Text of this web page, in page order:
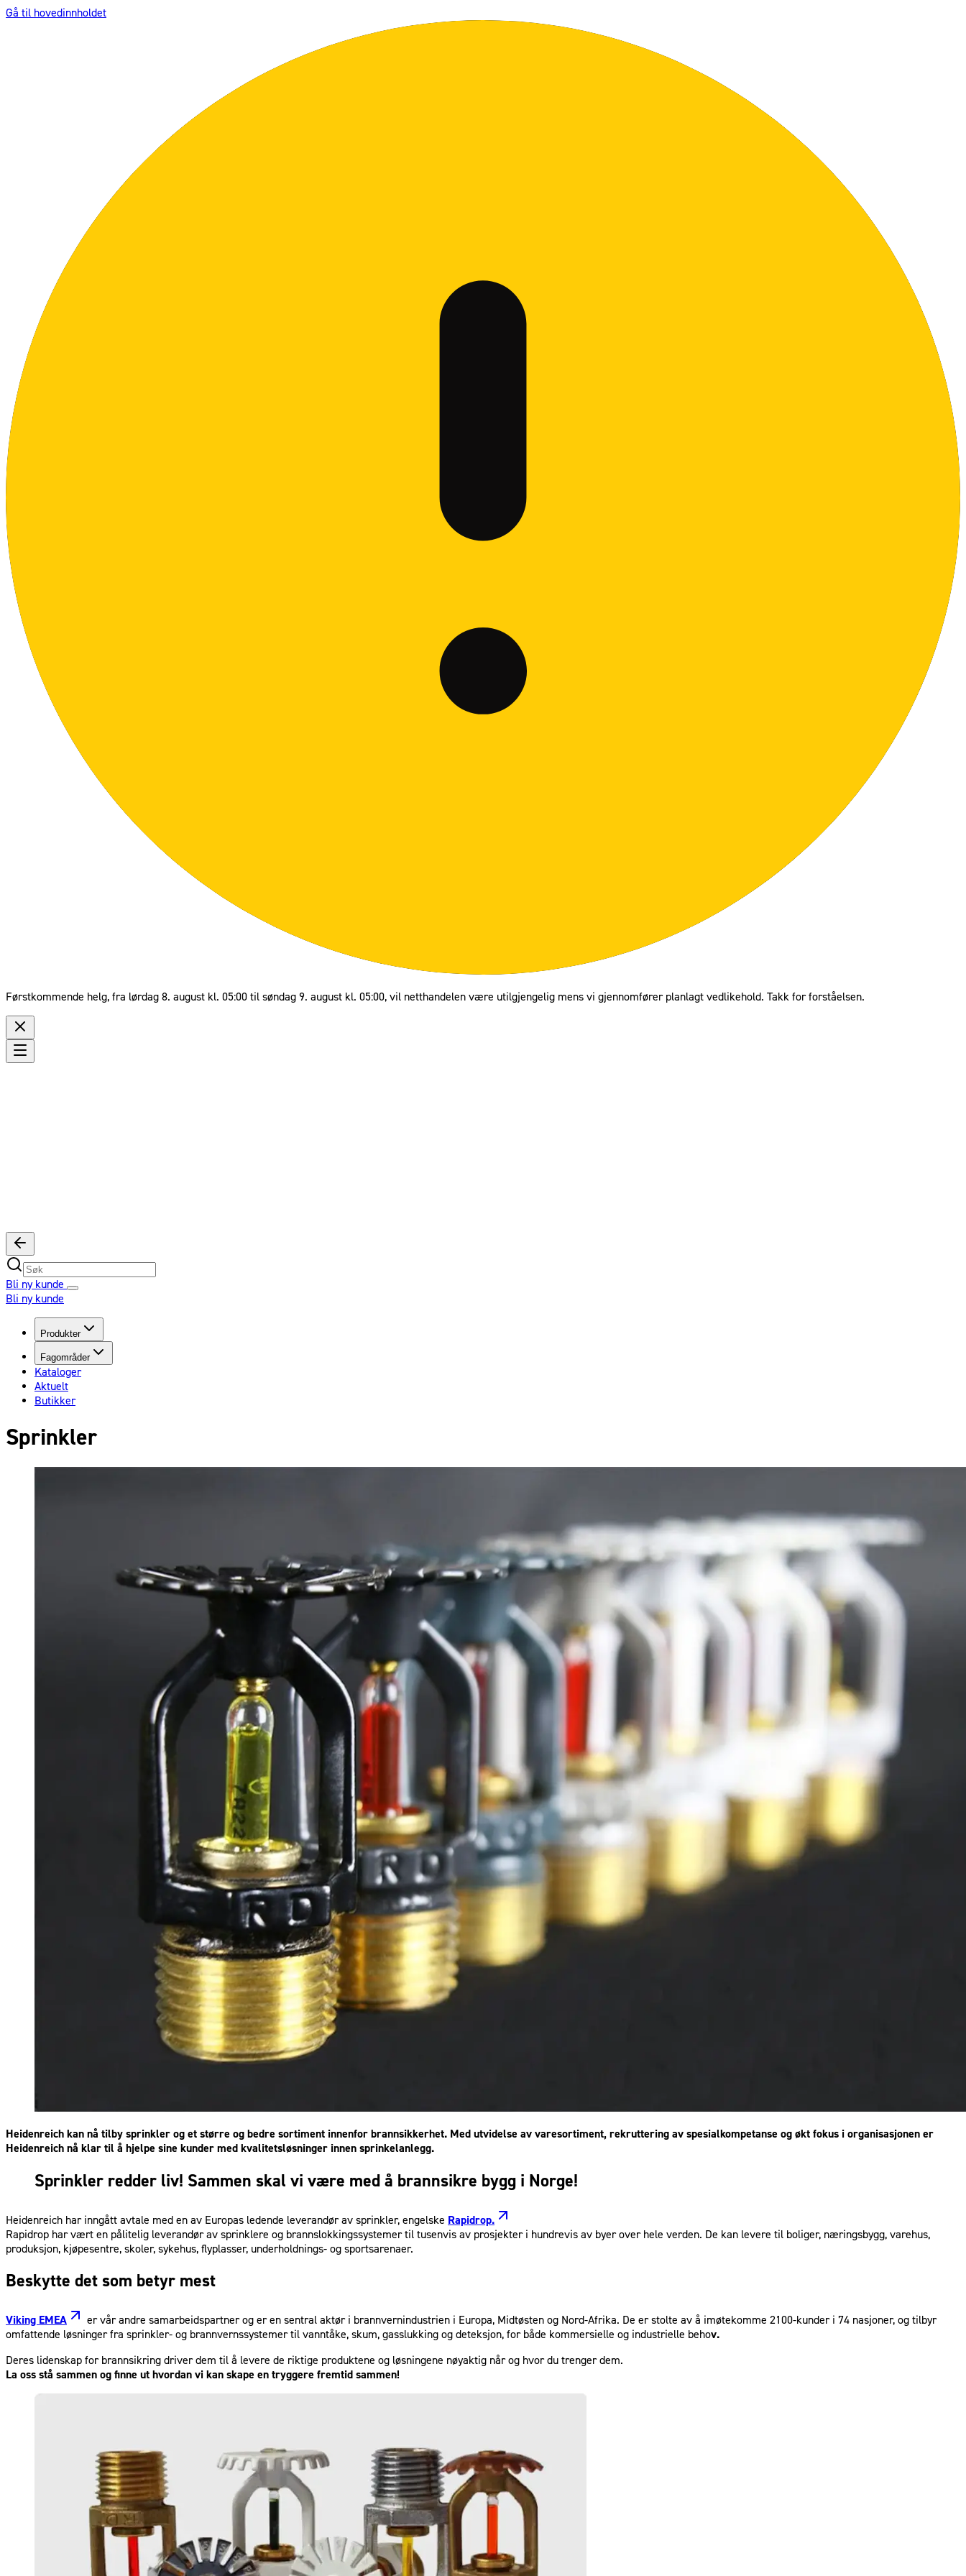
Gå til hovedinnholdet
Førstkommende helg, fra lørdag 8. august kl. 05:00 til søndag 9. august kl. 05:00, vil netthandelen være utilgjengelig mens vi gjennomfører planlagt vedlikehold. Takk for forståelsen.
Bli ny kunde
Bli ny kunde
Produkter
Fagområder
Kataloger
Aktuelt
Butikker
Sprinkler
Heidenreich kan nå tilby sprinkler og et større og bedre sortiment innenfor brannsikkerhet. Med utvidelse av varesortiment, rekruttering av spesialkompetanse og økt fokus i organisasjonen er
Heidenreich nå klar til å hjelpe sine kunder med kvalitetsløsninger innen sprinkelanlegg.
Sprinkler redder liv! Sammen skal vi være med å brannsikre bygg i Norge!
Heidenreich har inngått avtale med en av Europas ledende leverandør av sprinkler, engelske Rapidrop.
Rapidrop har vært en pålitelig leverandør av sprinklere og brannslokkingssystemer til tusenvis av prosjekter i hundrevis av byer over hele verden. De kan levere til boliger, næringsbygg, varehus,
produksjon, kjøpesentre, skoler, sykehus, flyplasser, underholdnings- og sportsarenaer.
Beskytte det som betyr mest
Viking EMEA
er vår andre samarbeidspartner og er en sentral aktør i brannvernindustrien i Europa, Midtøsten og Nord-Afrika. De er stolte av å imøtekomme 2100-kunder i 74 nasjoner, og tilbyr
omfattende løsninger fra sprinkler- og brannvernssystemer til vanntåke, skum, gasslukking og deteksjon, for både kommersielle og industrielle behov.
Deres lidenskap for brannsikring driver dem til å levere de riktige produktene og løsningene nøyaktig når og hvor du trenger dem.
La oss stå sammen og finne ut hvordan vi kan skape en tryggere fremtid sammen!